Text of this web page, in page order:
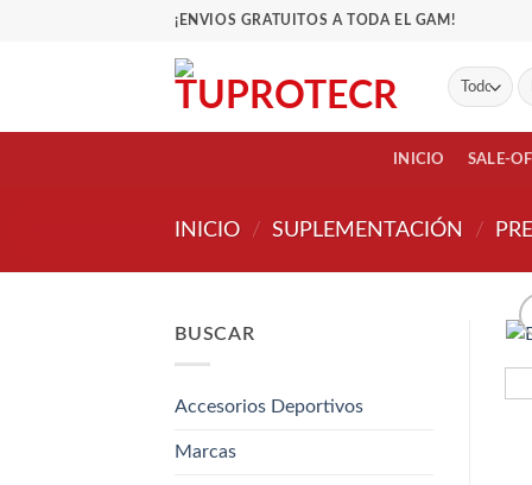
¡ENVIOS GRATUITOS A TODA EL GAM!
INICIO SALE-
INICIO / SUPLEMENTACIÓN /
BUSCAR
Accesorios Deportivos
Marcas